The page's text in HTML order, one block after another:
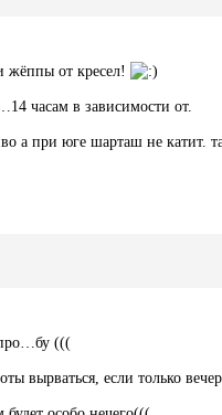
жёппы от кресел!
часам в зависимости от.
а при юге шарташ не катит.
(((
вырваться, если только